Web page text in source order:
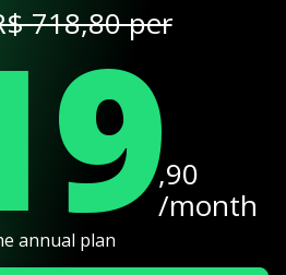
718,80 per
,90
/month
annual plan